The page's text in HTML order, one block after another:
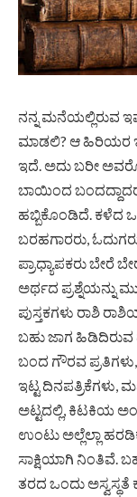
ನನ್ನ ಮನೆಯಲ್ಲಿರುವ
ಮಾಡಲಿ? ಆ ಹಿರಿಯರ
ಇದೆ. ಅದು ಬರೀ
ಬಾಯಿಂದ
ಹಬ್ಬಿಕೊಂಡಿದೆ. ಕಳೆದ
ಬರಹಗಾರರು,
ಪ್ರಾಧ್ಯಾಪಕರು ಬೇರೆ
ಅರ್ಥದ ಪ್ರಶ್ನೆಯನ್ನು
ಪುಸ್ತಕಗಳು ರಾಶಿ
ಬಹು ಜಾಗ
ಬಂದ ಗೌರವ
ಇಟ್ಟ ದಿನಪತ್ರಿಕೆಗಳು,
ಅಟ್ಟದಲ್ಲಿ, ಕಿಟಕಿಯ
ಉಂಟು ಅಲ್ಲೆಲ್ಲಾ
ಸಾಕ್ಷಿಯಾಗಿ ನಿಂತಿವೆ.
ತರದ ಒಂದು